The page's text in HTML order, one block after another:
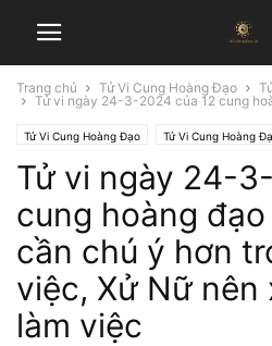
Trang chủ Tử Vi Cung Hoàng Đạo
Tử vi ngày 24-3-2024 của 12 cung
Tử Vi Cung Hoàng Đạo Tử Vi Cung Hoàng
Tử vi ngày 24-
cung hoàng
cần chú ý hơn
việc, Xử Nữ nên
làm việc